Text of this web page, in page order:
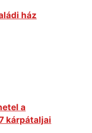
ház
a
kárpátaljai